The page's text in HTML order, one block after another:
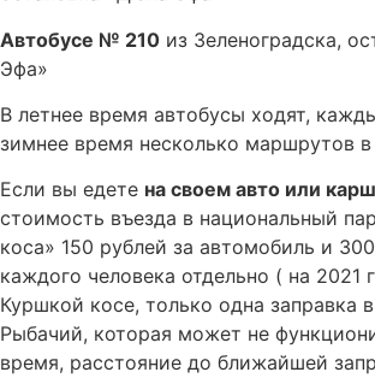
Автобусе № 210 из Зеленоградска,
Эфа»
В летнее время автобусы ходят,
зимнее время несколько маршрутов в
Если вы едете на своем авто или
стоимость въезда в национальный
коса» 150 рублей за автомобиль и
каждого человека отдельно ( на 2021
Куршкой косе, только одна заправка
Рыбачий, которая может не
время, расстояние до ближайшей